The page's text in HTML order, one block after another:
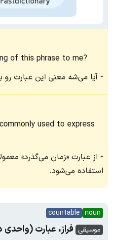
of this phrase to me?
آیا می‌شه معنی این عبارت رو
used to express
از عبارت «زمان می‌گذرد»
استفاده می‌شود.
noun
countable
موسیقی فراز، عبارت